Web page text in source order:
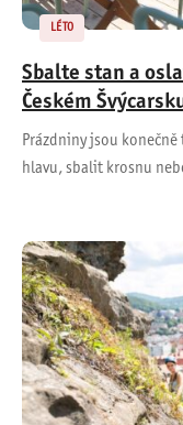
LÉTO
Sbalte stan a
Českém
Prázdniny jsou
hlavu, sbalit krosnu